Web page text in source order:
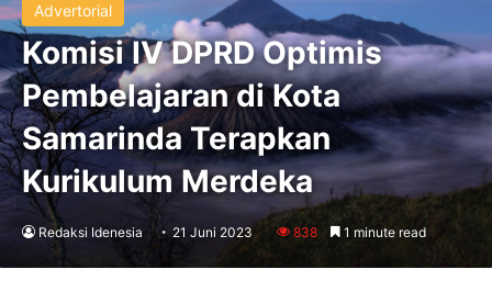
Advertorial
Komisi IV DPRD Optimis
Pembelajaran di Kota
Samarinda Terapkan
Kurikulum Merdeka
Redaksi Idenesia 21 Juni 2023 838 1 minute read